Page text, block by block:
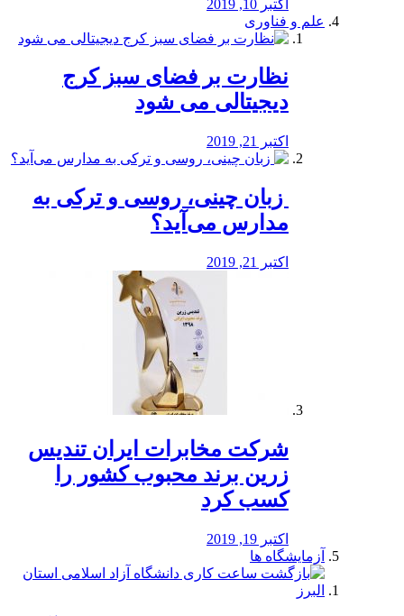
اکتبر 10, 2019
علم و فناوری
نظارت بر فضای سبز کرج
دیجیتالی می شود
اکتبر 21, 2019
️ زبان چینی، روسی و ترکی به
مدارس می‌آید؟
اکتبر 21, 2019
شرکت مخابرات ایران تندیس
زرین برند محبوب کشور را
کسب کرد
اکتبر 19, 2019
آزمایشگاه ها